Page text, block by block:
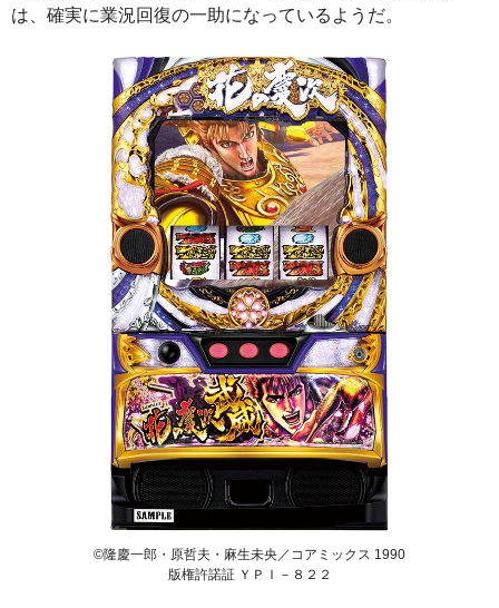
は、確実に業況回復の一助になっているようだ。
©隆慶一郎・原哲夫・麻生未央／コアミックス 1990
版権許諾証 ＹＰＩ－８２２